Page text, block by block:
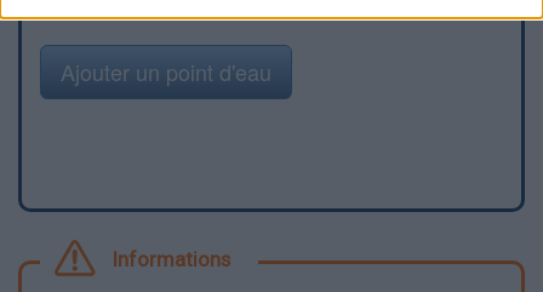
Ajouter un point d'eau
Informations